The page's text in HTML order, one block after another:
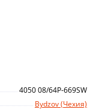
4050 08/64P-669SW
Bydzov (Чехия)